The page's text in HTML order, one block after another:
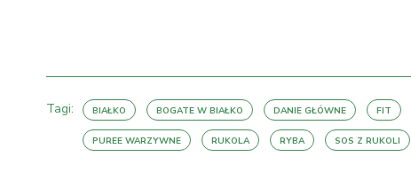
Tagi: BIAŁKO BOGATE W BIAŁKO DANIE GŁÓWNE FIT
PUREE WARZYWNE RUKOLA RYBA SOS Z RUKOLI